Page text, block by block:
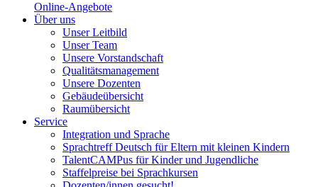
Online-Angebote
Über uns
Unser Leitbild
Unser Team
Unsere Vorstandschaft
Qualitätsmanagement
Unsere Dozenten
Gebäudeübersicht
Raumübersicht
Service
Integration und Sprache
Sprachtreff Deutsch für Eltern mit kleinen Kindern
TalentCAMPus für Kinder und Jugendliche
Staffelpreise bei Sprachkursen